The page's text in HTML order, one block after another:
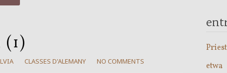
(1)
CLASSES D'ALEMANY NO COMMENTS
etwa